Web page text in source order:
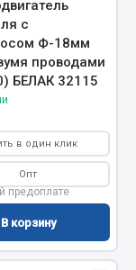
с
Ф-18мм
проводами
БЕЛАК 32115
в один клик
Опт
предоплате
В корзину